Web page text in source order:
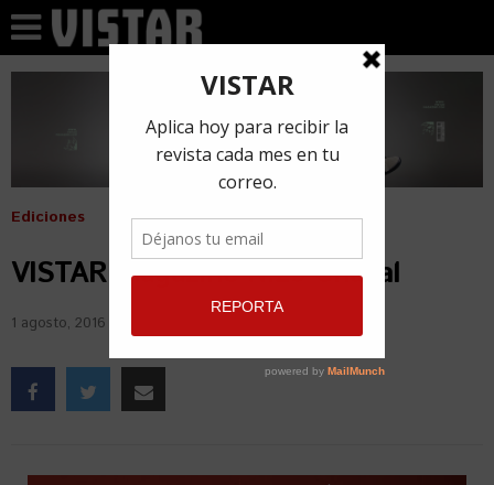
Ediciones
VISTAR Magazine N.29 Chacal
1 agosto, 2016